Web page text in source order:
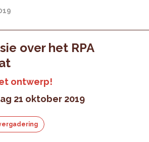
over het RPA
ontwerp!
21 oktober 2019